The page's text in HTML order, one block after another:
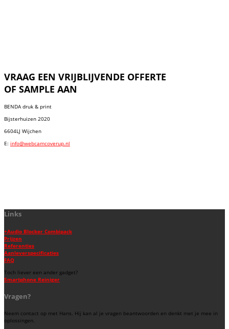
VRAAG EEN VRIJBLIJVENDE OFFERTE
OF SAMPLE AAN
BENDA druk & print
Bijsterhuizen 2020
6604LJ Wijchen
E: info@webcamcoverup.nl
Links
+Audio Blocker Combipack
Prijzen
Referenties
Aanleverspecificaties
FAQ
Toch liever een ander gadget?
Smartphone Reiniger
Vragen?
Neem contact op met Hans. Hij kan al je vragen beantwoorden en denkt met je mee in
oplossingen.